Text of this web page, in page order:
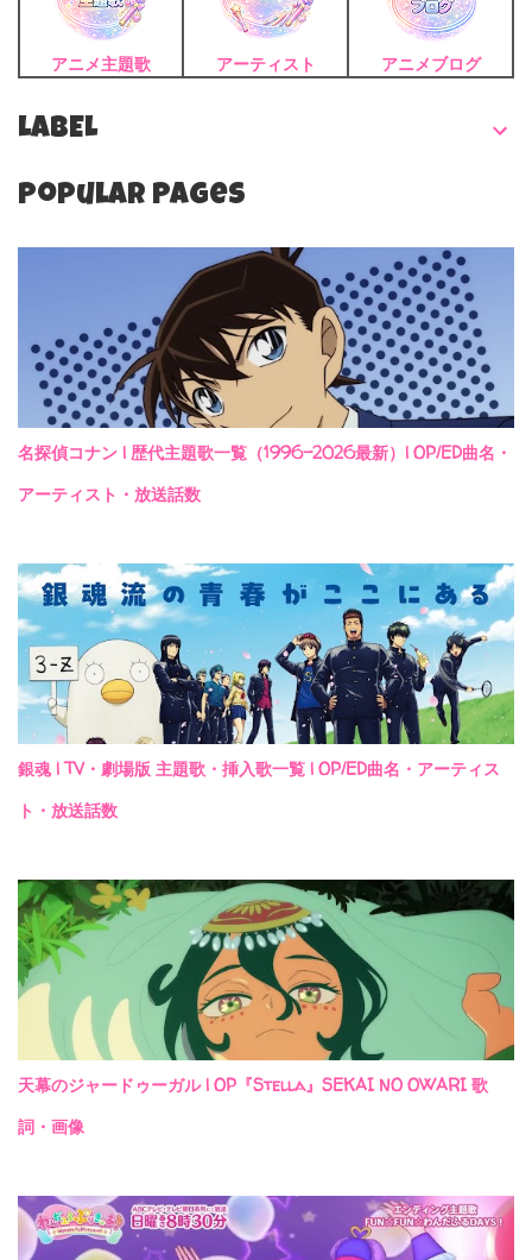
アニメ主題歌 アーティスト アニメブログ
LABEL
Popular Pages
名探偵コナン | 歴代主題歌一覧（1996-2026最新）| OP/ED曲名・
アーティスト・放送話数
銀魂 | TV・劇場版 主題歌・挿入歌一覧 | OP/ED曲名・アーティス
ト・放送話数
天幕のジャードゥーガル | OP『Stella』SEKAI NO OWARI 歌
詞・画像